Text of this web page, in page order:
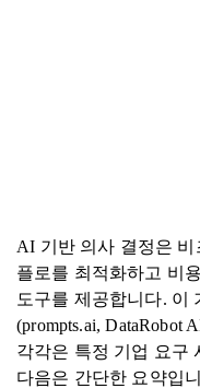
AI 기반 의사 결정은
플로를 최적화하고 비
도구를 제공합니다. 이
(prompts.ai, DataRobot
각각은 특정 기업 요구
다음은 간단한 요약입